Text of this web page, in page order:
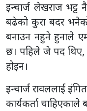
इन्चार्ज लेखराज भट्ट
बढेको कुरा बदर भनेको
बनाउन नहुने हुनाले
छ। पहिले जे पद
होइन।
इन्चार्ज रावललाई
कार्यकर्ता